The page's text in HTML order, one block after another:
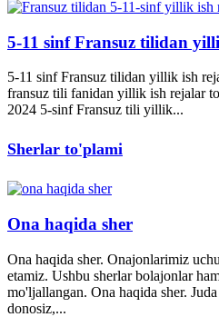
5-11 sinf Fransuz tilidan
5-11 sinf Fransuz tilidan yillik ish
fransuz tili fanidan yillik ish rejalar
2024 5-sinf Fransuz tili yillik...
Sherlar to'plami
Ona haqida sher
Ona haqida sher. Onajonlarimiz
etamiz. Ushbu sherlar bolajonlar
mo'ljallangan. Ona haqida sher.
donosiz,...